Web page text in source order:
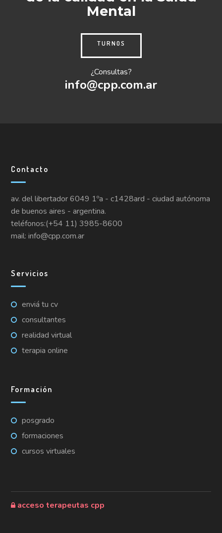
Mental
TURNOS
¿Consultas?
info@cpp.com.ar
Contacto
av. del libertador 6049 1ºa - c1428ard - ciudad autónoma
de buenos aires - argentina.
teléfonos:(+54 11) 3985-8600
mail: info@cpp.com.ar
Servicios
enviá tu cv
consultantes
realidad virtual
terapia online
Formación
posgrado
formaciones
cursos virtuales
acceso terapeutas cpp